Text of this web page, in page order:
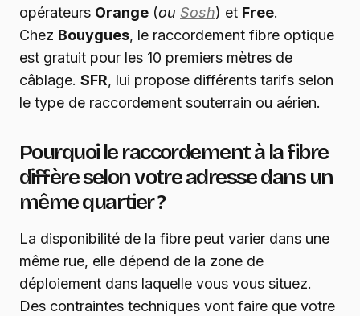
opérateurs Orange (ou Sosh) et Free.
Chez Bouygues, le raccordement fibre optique
est gratuit pour les 10 premiers mètres de
câblage. SFR, lui propose différents tarifs selon
le type de raccordement souterrain ou aérien.
Pourquoi le raccordement à la fibre
diffère selon votre adresse dans un
même quartier ?
La disponibilité de la fibre peut varier dans une
même rue, elle dépend de la zone de
déploiement dans laquelle vous vous situez.
Des contraintes techniques vont faire que votre